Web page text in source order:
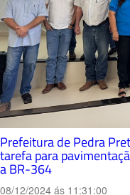
Prefeitura de Pedra
tarefa para
a BR-364
08/12/2024 ás 11:31:00